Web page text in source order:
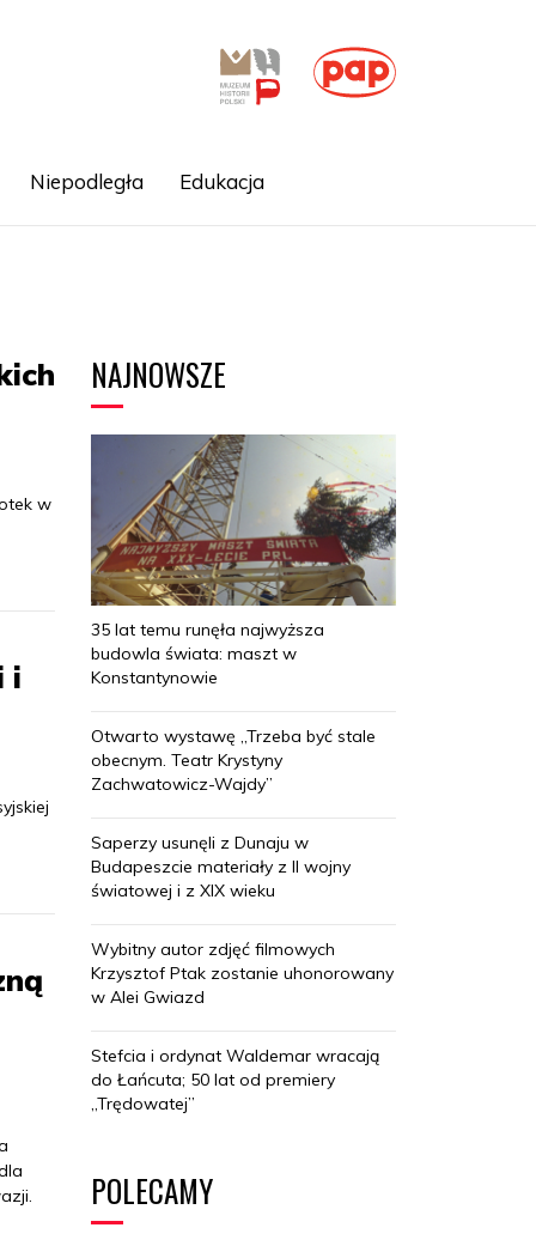
Niepodległa Edukacja
w
i
NAJNOWSZE
35 lat temu runęła najwyższa
budowla świata: maszt w
Konstantynowie
Otwarto wystawę „Trzeba być stale
obecnym. Teatr Krystyny
Zachwatowicz-Wajdy”
Saperzy usunęli z Dunaju w
Budapeszcie materiały z II wojny
światowej i z XIX wieku
Wybitny autor zdjęć filmowych
Krzysztof Ptak zostanie uhonorowany
w Alei Gwiazd
Stefcia i ordynat Waldemar wracają
do Łańcuta; 50 lat od premiery
„Trędowatej”
POLECAMY